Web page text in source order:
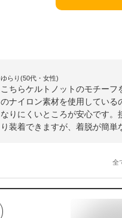
ゆらり(50代・女性)
こちらケルトノットのモチー
のナイロン素材を使用してい
なりにくいところが安心です
り装着できますが、着脱が簡
全